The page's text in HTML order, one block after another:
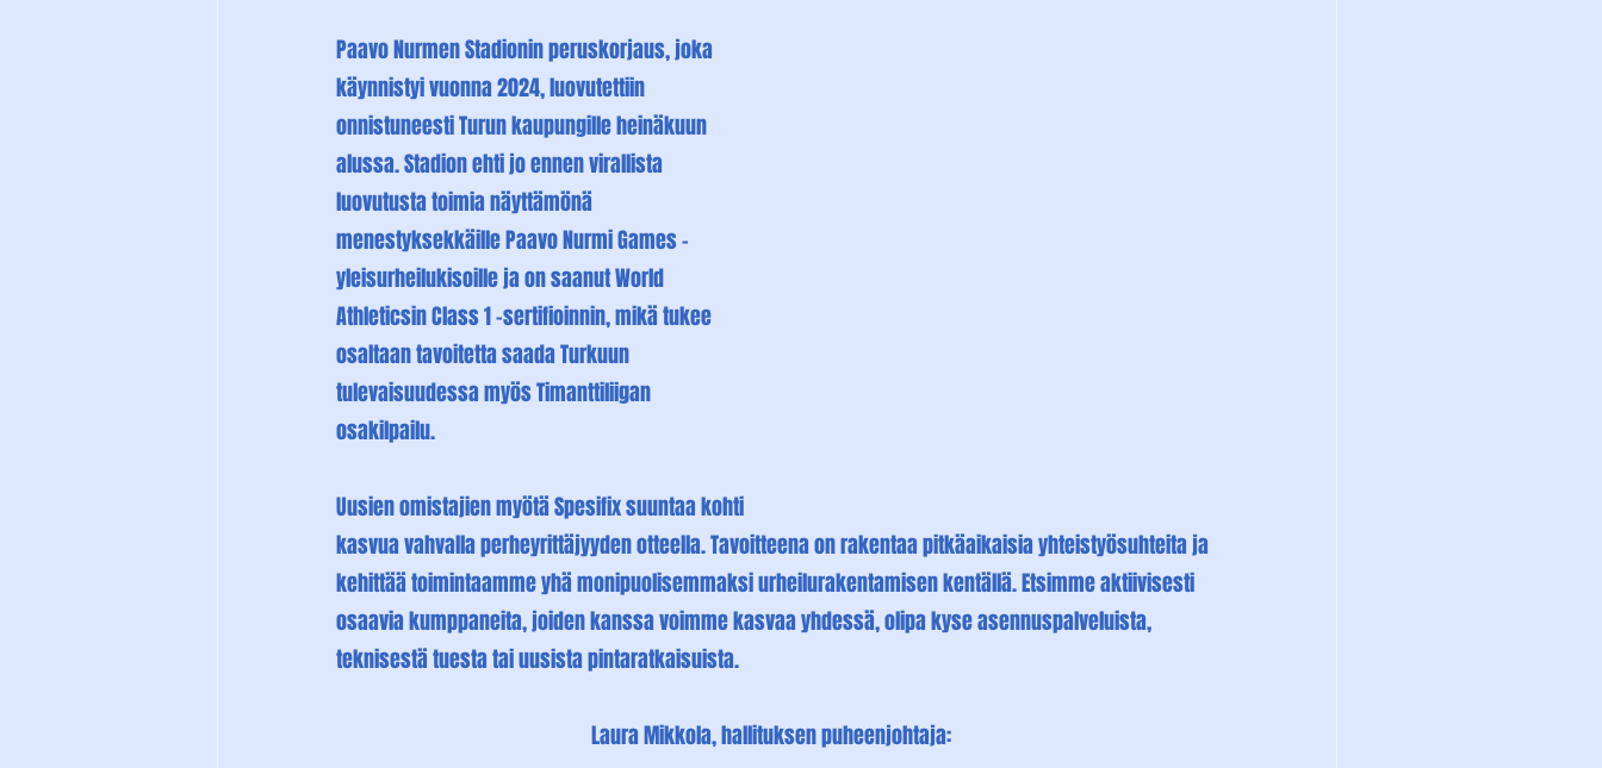
Paavo Nurmen Stadionin peruskorjaus, joka
käynnistyi vuonna 2024, luovutettiin
onnistuneesti Turun kaupungille heinäkuun
alussa. Stadion ehti jo ennen virallista
luovutusta toimia näyttämönä
menestyksekkäille Paavo Nurmi Games -
yleisurheilukisoille ja on saanut World
Athleticsin Class 1 -sertifioinnin, mikä tukee
osaltaan tavoitetta saada Turkuun
tulevaisuudessa myös Timanttiliigan
osakilpailu.
Uusien omistajien myötä Spesifix suuntaa kohti
kasvua vahvalla perheyrittäjyyden otteella. Tavoitteena on rakentaa pitkäaikaisia yhteistyösuhteita ja
kehittää toimintaamme yhä monipuolisemmaksi urheilurakentamisen kentällä. Etsimme aktiivisesti
osaavia kumppaneita, joiden kanssa voimme kasvaa yhdessä, olipa kyse asennuspalveluista,
teknisestä tuesta tai uusista pintaratkaisuista.
Laura Mikkola, hallituksen puheenjohtaja: